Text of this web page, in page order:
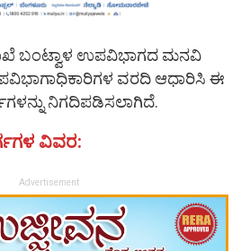
ಬಂಟ್ವಾಳ ಉಪವಿಭಾಗದ ಮನವಿ
ವರದಿ ಆಧಾರಿಸಿ ಈ
ನಿಗದಿಪಡಿಸಲಾಗಿದೆ.
ವಿವರ:
Advertisement